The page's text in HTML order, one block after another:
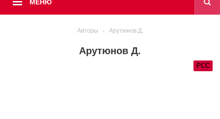
МЕНЮ
Авторы - Арутюнов Д.
Арутюнов Д.
РСС